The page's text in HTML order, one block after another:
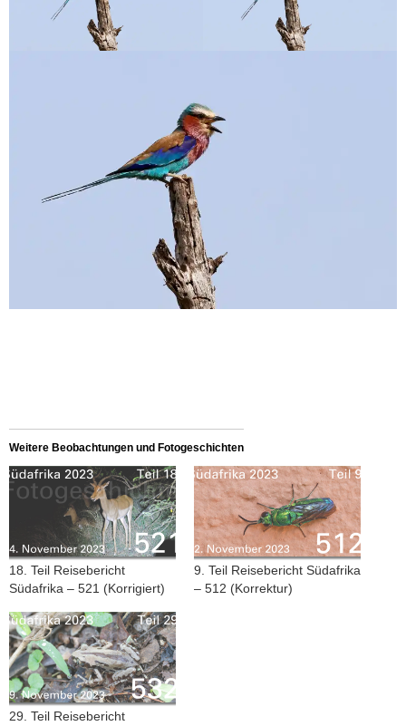
Weitere Beobachtungen und Fotogeschichten
18. Teil Reisebericht
Südafrika – 521 (Korrigiert)
9. Teil Reisebericht Südafrika
– 512 (Korrektur)
29. Teil Reisebericht